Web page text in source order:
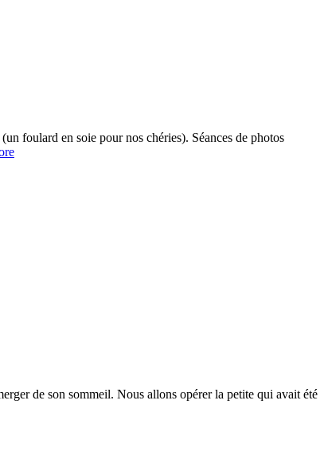
foulard en soie pour nos chéries). Séances de photos
de son sommeil. Nous allons opérer la petite qui avait été